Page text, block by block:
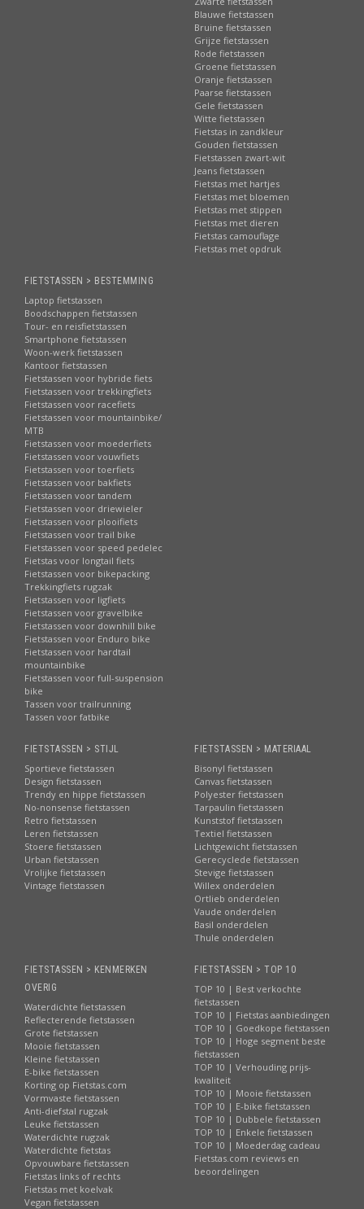
Blauwe fietstassen
Bruine fietstassen
Grijze fietstassen
Rode fietstassen
Groene fietstassen
Oranje fietstassen
Paarse fietstassen
Gele fietstassen
Witte fietstassen
Fietstas in zandkleur
Gouden fietstassen
Fietstassen zwart-wit
Jeans fietstassen
Fietstas met hartjes
Fietstas met bloemen
Fietstas met stippen
Fietstas met dieren
Fietstas camouflage
Fietstas met opdruk
FIETSTASSEN > BESTEMMING
Laptop fietstassen
Boodschappen fietstassen
Tour- en reisfietstassen
Smartphone fietstassen
Woon-werk fietstassen
Kantoor fietstassen
Fietstassen voor hybride fiets
Fietstassen voor trekkingfiets
Fietstassen voor racefiets
Fietstassen voor mountainbike/
MTB
Fietstassen voor moederfiets
Fietstassen voor vouwfiets
Fietstassen voor toerfiets
Fietstassen voor bakfiets
Fietstassen voor tandem
Fietstassen voor driewieler
Fietstassen voor plooifiets
Fietstassen voor trail bike
Fietstassen voor speed pedelec
Fietstas voor longtail fiets
Fietstassen voor bikepacking
Trekkingfiets rugzak
Fietstassen voor ligfiets
Fietstassen voor gravelbike
Fietstassen voor downhill bike
Fietstassen voor Enduro bike
Fietstassen voor hardtail
mountainbike
Fietstassen voor full-suspension
bike
Tassen voor trailrunning
Tassen voor fatbike
FIETSTASSEN > STIJL
Sportieve fietstassen
Design fietstassen
Trendy en hippe fietstassen
No-nonsense fietstassen
Retro fietstassen
Leren fietstassen
Stoere fietstassen
Urban fietstassen
Vrolijke fietstassen
Vintage fietstassen
FIETSTASSEN > MATERIAAL
Bisonyl fietstassen
Canvas fietstassen
Polyester fietstassen
Tarpaulin fietstassen
Kunststof fietstassen
Textiel fietstassen
Lichtgewicht fietstassen
Gerecyclede fietstassen
Stevige fietstassen
Willex onderdelen
Ortlieb onderdelen
Vaude onderdelen
Basil onderdelen
Thule onderdelen
FIETSTASSEN > KENMERKEN
OVERIG
Waterdichte fietstassen
Reflecterende fietstassen
Grote fietstassen
Mooie fietstassen
Kleine fietstassen
E-bike fietstassen
Korting op Fietstas.com
Vormvaste fietstassen
Anti-diefstal rugzak
Leuke fietstassen
Waterdichte rugzak
Waterdichte fietstas
Opvouwbare fietstassen
Fietstas links of rechts
Fietstas met koelvak
Vegan fietstassen
FIETSTASSEN > TOP 10
TOP 10 | Best verkochte
fietstassen
TOP 10 | Fietstas aanbiedingen
TOP 10 | Goedkope fietstassen
TOP 10 | Hoge segment beste
fietstassen
TOP 10 | Verhouding prijs-
kwaliteit
TOP 10 | Mooie fietstassen
TOP 10 | E-bike fietstassen
TOP 10 | Dubbele fietstassen
TOP 10 | Enkele fietstassen
TOP 10 | Moederdag cadeau
Fietstas.com reviews en
beoordelingen